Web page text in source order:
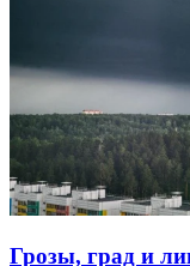
Грозы, град и